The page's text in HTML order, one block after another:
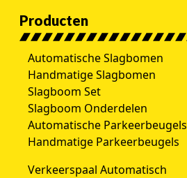
Producten
Automatische Slagbomen
Handmatige Slagbomen
Slagboom Set
Slagboom Onderdelen
Automatische Parkeerbeugels
Handmatige Parkeerbeugels
Verkeerspaal Automatisch